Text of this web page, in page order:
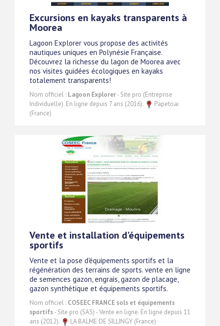
Excursions en kayaks transparents à
Moorea
Lagoon Explorer vous propose des activités
nautiques uniques en Polynésie Française.
Découvrez la richesse du lagon de Moorea avec
nos visites guidées écologiques en kayaks
totalement transparents!
Nom officiel : Lagoon Explorer- Site pro (Entreprise
Individuelle). En ligne depuis 7 ans (2016).
Papetoai
(France)
Vente et installation d'équipements
sportifs
Vente et la pose d'équipements sportifs et la
régénération des terrains de sports. vente en ligne
de semences gazon, engrais, gazon de placage,
gazon synthétique et équipements sportifs.
Nom officiel : COSEEC FRANCE sols et équipements
sportifs- Site pro (SAS) - Vente en ligne. En ligne depuis 11
ans (2012).
LA BALME DE SILLINGY (France)